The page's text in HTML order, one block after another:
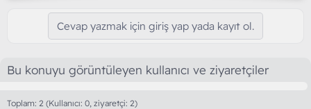
Cevap yazmak için giriş yap yada kayıt ol.
Bu konuyu görüntüleyen kullanıcı ve ziyaretçiler
Toplam: 2 (Kullanıcı: 0, ziyaretçi: 2)